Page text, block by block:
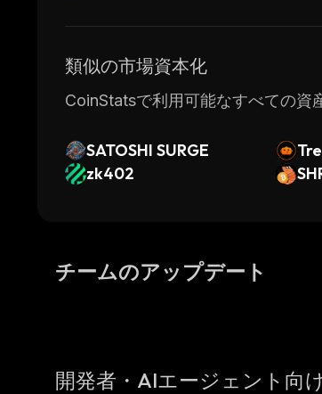
類似の市場資本化
CoinStatsで利用可能なすべての資
SATOSHI SURGE
zk402
チームのアップデート
開発者・AIエージェント向